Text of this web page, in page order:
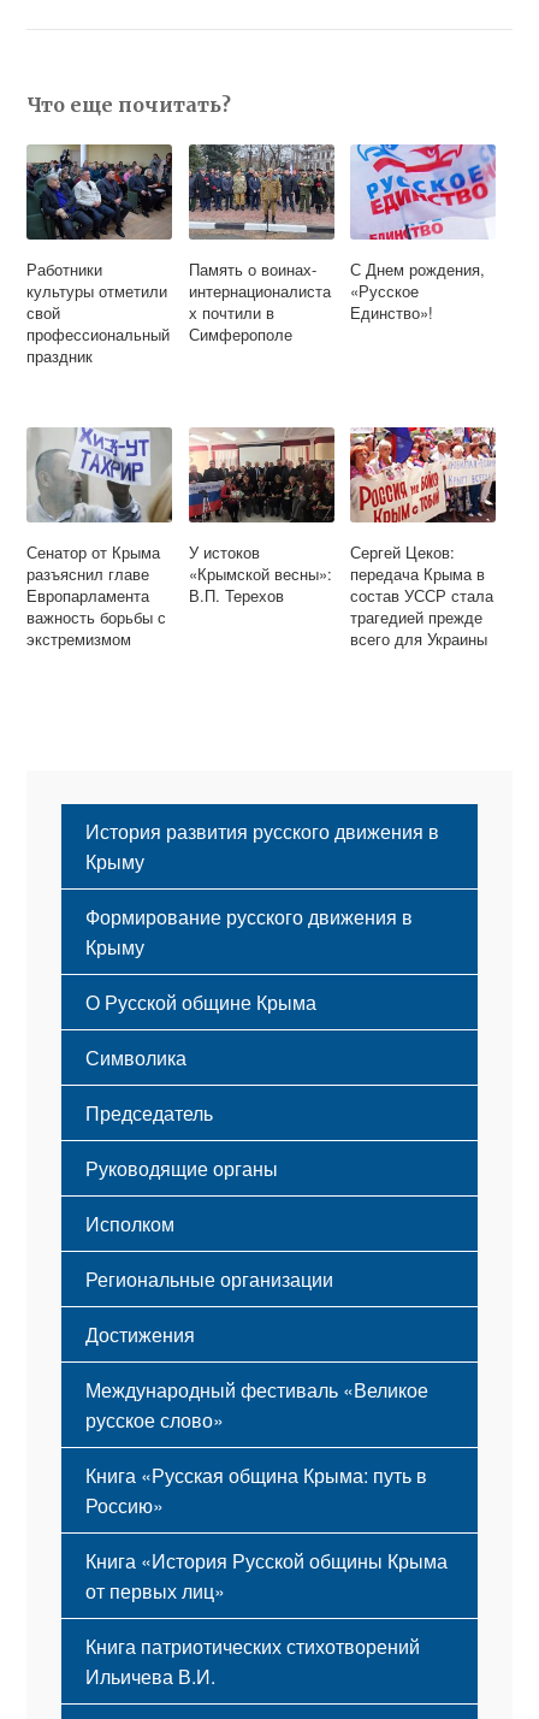
Что еще почитать?
Работники
культуры отметили
свой
профессиональный
праздник
Память о воинах-
интернационалиста
х почтили в
Симферополе
С Днем рождения,
«Русское
Единство»!
Сенатор от Крыма
разъяснил главе
Европарламента
важность борьбы с
экстремизмом
У истоков
«Крымской весны»:
В.П. Терехов
Сергей Цеков:
передача Крыма в
состав УССР стала
трагедией прежде
всего для Украины
История развития русского движения в
Крыму
Формирование русского движения в
Крыму
Русский Крым
О Русской общине Крыма
Этапы становления
Принципы деятельности
Структура
Мероприятия
Символика
Флаг
Герб
Гимн
Председатель
Руководящие органы
Исполком
Региональные организации
Достижения
Международный фестиваль «Великое
русское слово»
Книга «Русская община Крыма: путь в
Россию»
Книга «История Русской общины Крыма
от первых лиц»
Книга патриотических стихотворений
Ильичева В.И.